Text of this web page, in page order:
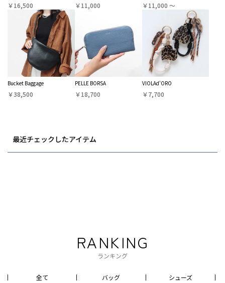
￥16,500 ￥11,000 ￥11,000 〜
Bucket Baggage
￥38,500
PELLE BORSA
￥18,700
VIOLAd'ORO
￥7,700
最近チェックしたアイテム
RANKING
ランキング
全て バッグ
シューズ